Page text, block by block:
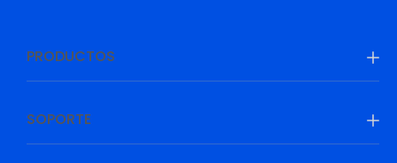
PRODUCTOS
SOPORTE